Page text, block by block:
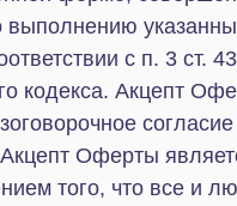
возмездного оказания
технологически
с основными услугами
доступа к информации,
вместе со всеми
заключенный между